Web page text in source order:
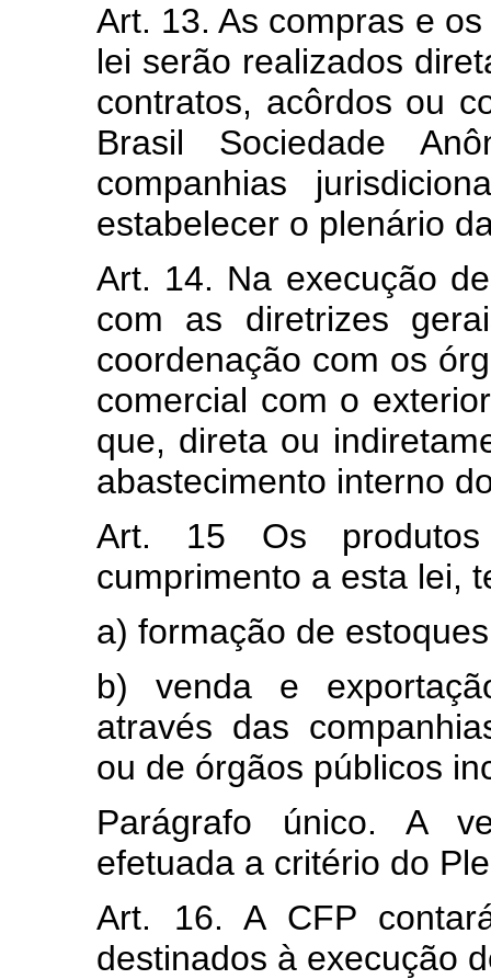
Art. 13. As compras e
lei serão realizados
contratos, acôrdos ou
Brasil Sociedade
companhias
estabelecer o plenário
Art. 14. Na execução
com as diretrizes
coordenação com os
comercial com o
que, direta ou
abastecimento interno
Art. 15 Os
cumprimento a esta lei,
a) formação de
b) venda e
através das
ou de órgãos públicos
Parágrafo único. A
efetuada a critério do
Art. 16. A CFP
destinados à execução